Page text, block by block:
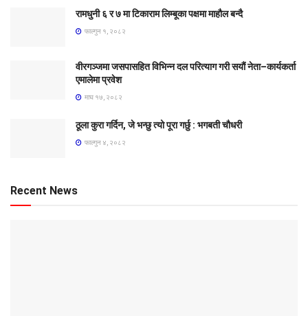
रामधुनी ६ र ७ मा टिकाराम लिम्बूका पक्षमा माहौल बन्दै
फाल्गुन १, २०८२
वीरगञ्जमा जसपासहित विभिन्न दल परित्याग गरी सयौं नेता–कार्यकर्ता
एमालेमा प्रवेश
माघ १७, २०८२
ठूला कुरा गर्दिन, जे भन्छु त्यो पूरा गर्छु : भगबती चौधरी
फाल्गुन ४, २०८२
Recent News